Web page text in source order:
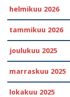
helmikuu 2026
tammikuu 2026
joulukuu 2025
marraskuu 2025
lokakuu 2025